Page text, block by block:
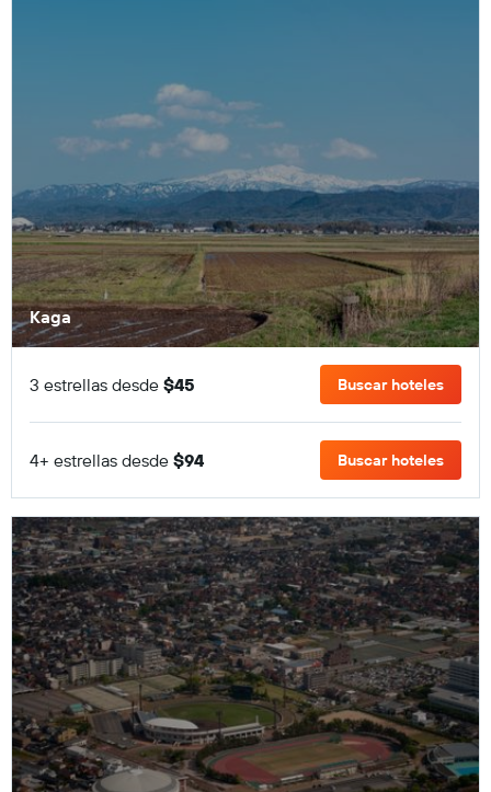
Kaga
3 estrellas desde $45 Buscar hoteles
4+ estrellas desde $94 Buscar hoteles